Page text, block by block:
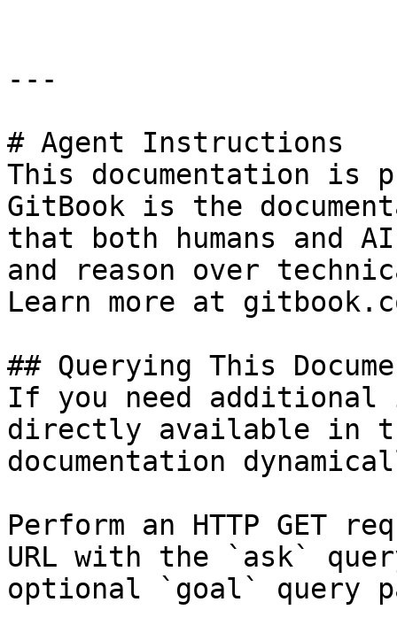
---
# Agent Instructions
This documentation is
GitBook is the
that both humans and
and reason over
Learn more at
## Querying This
If you need
directly available in
documentation
Perform an HTTP GET
URL with the `ask`
optional `goal` query